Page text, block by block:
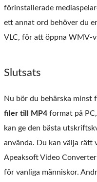
förinstallerade
ett annat ord behöver du
VLC, för att öppna WMV-
Slutsats
Nu bör du behärska minst
filer till MP4 format på
kan ge den bästa
använda. Du kan välja
Apeaksoft Video
för vanliga människor.